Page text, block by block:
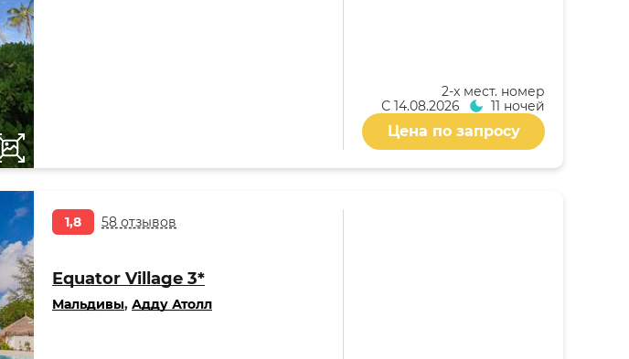
2-x мест. номер
С 14.08.2026 11 ночей
Цена по запросу
1,8 58 отзывов
Equator Village 3*
Мальдивы, Адду Атолл